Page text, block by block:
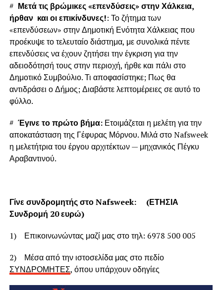
# Μετά τις βρώμικες «επενδύσεις» στην Χάλκεια,
ήρθαν και οι επικίνδυνες!: Το ζήτημα των
«επενδύσεων» στην Δημοτική Ενότητα Χάλκειας που
προέκυψε το τελευταίο διάστημα, με συνολικά πέντε
επενδύσεις να έχουν ζητήσει την έγκριση για την
αδειοδότησή τους στην περιοχή, ήρθε και πάλι στο
Δημοτικό Συμβούλιο. Τι αποφασίστηκε; Πως θα
αντιδράσει ο Δήμος; Διαβάστε λεπτομέρειες σε αυτό το
φύλλο.
# Έγινε το πρώτο βήμα: Ετοιμάζεται η μελέτη για την
αποκατάσταση της Γέφυρας Μόρνου. Μιλά στο Nafsweek
η μελετήτρια του έργου αρχιτέκτων — μηχανικός Πέγκυ
Αραβαντινού.
Γίνε συνδρομητής στοNafsweek: (ΕΤΗΣΙΑ
Συνδρομή 20 ευρώ)
1) Επικοινωνώντας μαζί μας στο τηλ: 6978 500 005
2) Μέσα από την ιστοσελίδα μας στο πεδίο
ΣΥΝΔΡΟΜΗΤΕΣ, όπου υπάρχουν οδηγίες